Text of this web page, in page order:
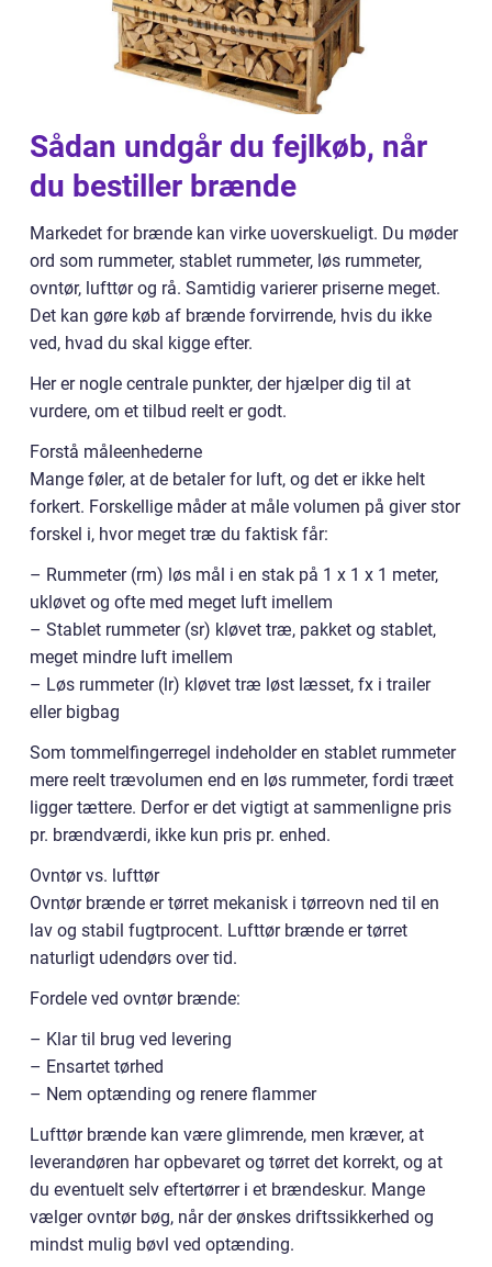
Sådan undgår du fejlkøb, når
du bestiller brænde
Markedet for brænde kan virke uoverskueligt. Du møder
ord som rummeter, stablet rummeter, løs rummeter,
ovntør, lufttør og rå. Samtidig varierer priserne meget.
Det kan gøre køb af brænde forvirrende, hvis du ikke
ved, hvad du skal kigge efter.
Her er nogle centrale punkter, der hjælper dig til at
vurdere, om et tilbud reelt er godt.
Forstå måleenhederne
Mange føler, at de betaler for luft, og det er ikke helt
forkert. Forskellige måder at måle volumen på giver stor
forskel i, hvor meget træ du faktisk får:
– Rummeter (rm) løs mål i en stak på 1 x 1 x 1 meter,
ukløvet og ofte med meget luft imellem
– Stablet rummeter (sr) kløvet træ, pakket og stablet,
meget mindre luft imellem
– Løs rummeter (lr) kløvet træ løst læsset, fx i trailer
eller bigbag
Som tommelfingerregel indeholder en stablet rummeter
mere reelt trævolumen end en løs rummeter, fordi træet
ligger tættere. Derfor er det vigtigt at sammenligne pris
pr. brændværdi, ikke kun pris pr. enhed.
Ovntør vs. lufttør
Ovntør brænde er tørret mekanisk i tørreovn ned til en
lav og stabil fugtprocent. Lufttør brænde er tørret
naturligt udendørs over tid.
Fordele ved ovntør brænde:
– Klar til brug ved levering
– Ensartet tørhed
– Nem optænding og renere flammer
Lufttør brænde kan være glimrende, men kræver, at
leverandøren har opbevaret og tørret det korrekt, og at
du eventuelt selv eftertørrer i et brændeskur. Mange
vælger ovntør bøg, når der ønskes driftssikkerhed og
mindst mulig bøvl ved optænding.